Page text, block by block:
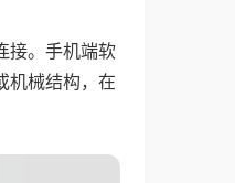
接。手机端软
机械结构，在